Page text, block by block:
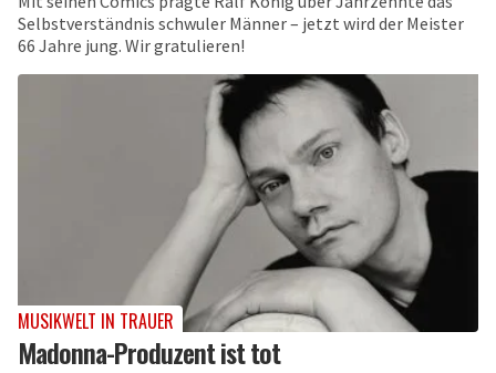
Selbstverständnis schwuler Männer – jetzt wird der Meister
66 Jahre jung. Wir gratulieren!
MUSIKWELT IN TRAUER
Madonna-Produzent ist tot